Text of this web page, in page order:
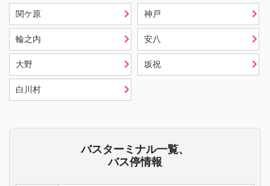
関ケ原 神戸
輪之内 安八
大野 坂祝
白川村
バスターミナル一覧、
バス停情報